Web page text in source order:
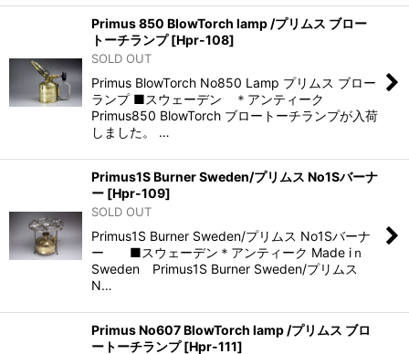
Primus 850 BlowTorch lamp /プリムス ブロー
トーチランプ [Hpr-108]
SOLD OUT
Primus BlowTorch No850 Lamp プリムス ブロー
ランプ ■スウェーデン ＊アンティーク
Primus850 BlowTorch ブロートーチランプが入荷
しました。 …
Primus1S Burner Sweden/プリムス No1Sバーナ
ー [Hpr-109]
SOLD OUT
Primus1S Burner Sweden/プリムス No1Sバーナ
ー ■スウェーデン＊アンティーク Made iｎ
Sweden Primus1S Burner Sweden/プリムス
N…
Primus No607 BlowTorch lamp /プリムス ブロ
ートーチランプ [Hpr-111]